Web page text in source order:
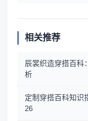
相关推荐
辰裳织造穿搭百科
析
定制穿搭百科知识
26